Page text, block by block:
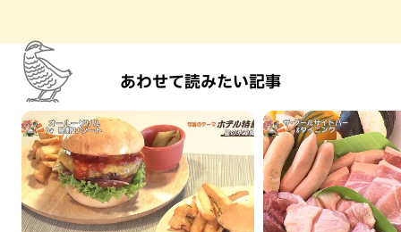
あわせて読みたい記事